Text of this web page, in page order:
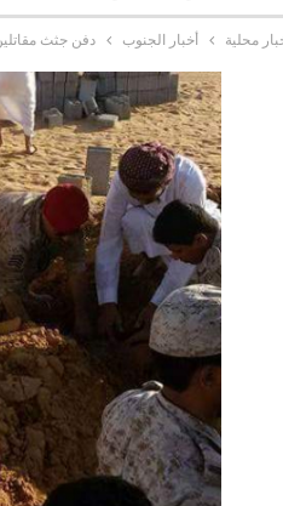
محلية أخبار الجنوب دفن جثث